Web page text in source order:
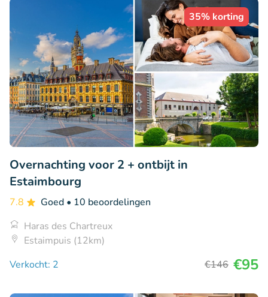
35% korting
Overnachting voor 2 + ontbijt in
Estaimbourg
7.8 Goed • 10 beoordelingen
Haras des Chartreux
Estaimpuis (12km)
Verkocht: 2
€146 €95